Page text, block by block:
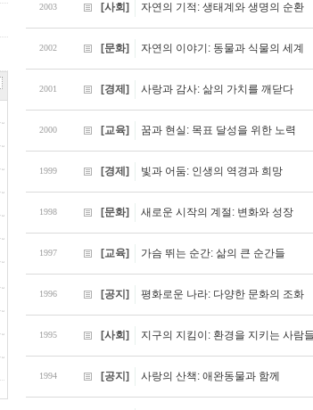
2003 [사회] 자연의 기적: 생태계와 생명의 순환
2002 [문화] 자연의 이야기: 동물과 식물의 세계
2001 [경제] 사랑과 감사: 삶의 가치를 깨닫다
2000 [교육] 꿈과 현실: 목표 달성을 위한 노력
1999 [경제] 빛과 어둠: 인생의 역경과 희망
1998 [문화] 새로운 시작의 계절: 변화와 성장
1997 [교육] 가슴 뛰는 순간: 삶의 큰 순간들
1996 [공지] 평화로운 나라: 다양한 문화의 조화
1995 [사회] 지구의 지킴이: 환경을 지키는 사람들
1994 [공지] 사랑의 산책: 애완동물과 함께